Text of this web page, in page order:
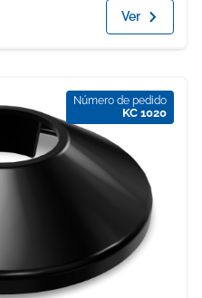
Ver
Número de pedido
KC 1020